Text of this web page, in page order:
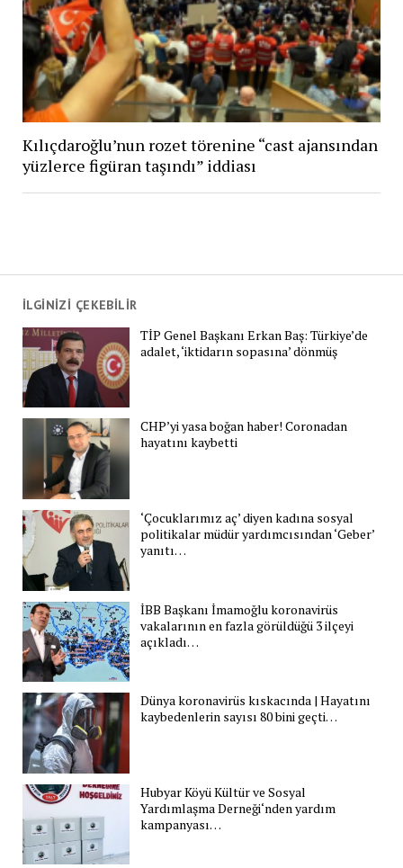
İLGİNİZİ ÇEKEBİLİR
TİP Genel Başkanı Erkan Baş: Türkiye’de
adalet, ‘iktidarın sopasına’ dönmüş
CHP’yi yasa boğan haber! Coronadan
hayatını kaybetti
‘Çocuklarımız aç’ diyen kadına sosyal
politikalar müdür yardımcısından ‘Geber’
yanıtı…
İBB Başkanı İmamoğlu koronavirüs
vakalarının en fazla görüldüğü 3 ilçeyi
açıkladı…
Dünya koronavirüs kıskacında | Hayatını
kaybedenlerin sayısı 80 bini geçti…
Hubyar Köyü Kültür ve Sosyal
Yardımlaşma Derneği‘nden yardım
kampanyası…
Kılıçdaroğlu’nun rozet törenine “cast ajansından
yüzlerce figüran taşındı” iddiası